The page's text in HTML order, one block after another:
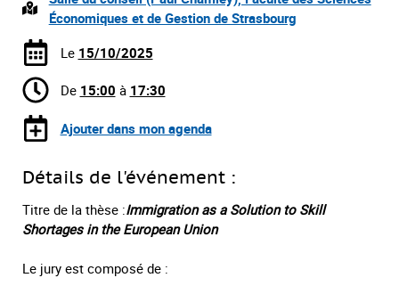
Économiques et de Gestion de Strasbourg
Le 15/10/2025
De 15:00 à 17:30
Ajouter dans mon agenda
Détails de l'événement :
Titre de la thèse :Immigration as a Solution to Skill
Shortages in the European Union
Le jury est composé de :